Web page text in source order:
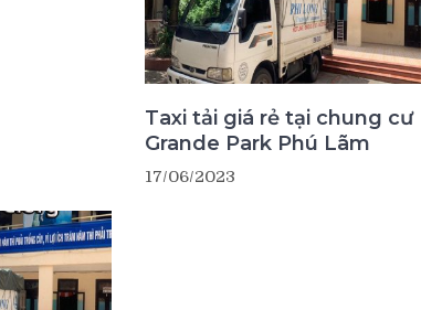
Taxi tải giá rẻ tại chung cư
Grande Park Phú Lãm
17/06/2023